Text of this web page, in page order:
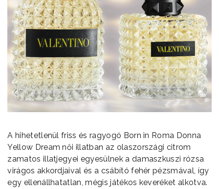
A hihetetlenül friss és ragyogó Born in Roma Donna
Yellow Dream női illatban az olaszországi citrom
zamatos illatjegyei egyesülnek a damaszkuszi rózsa
virágos akkordjaival és a csábító fehér pézsmával, így
egy ellenállhatatlan, mégis játékos keveréket alkotva.